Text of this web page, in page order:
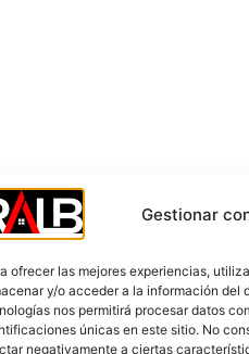
Gestionar
ofrecer las mejores experiencias,
y/o acceder a la información del
nos permitirá procesar datos
únicas en este sitio. No
negativamente a ciertas